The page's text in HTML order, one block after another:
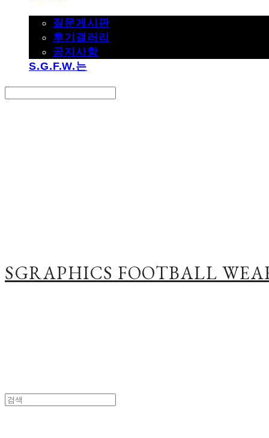
질문게시판
후기갤러리
공지사항
S.G.F.W.는
SGRAPHICS FOOTBALL